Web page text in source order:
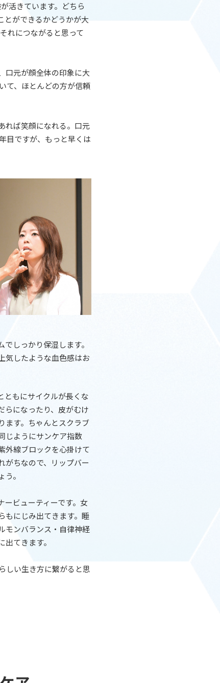
活きています。どちら
とができるかどうかが大
れにつながると思って
口元が顔全体の印象に大
て、ほとんどの方が信頼
れば笑顔になれる。口元
目ですが、もっと早くは
しっかり保湿します。
気したような血色感はお
ともにサイクルが長くな
らになったり、皮がむけ
ます。ちゃんとスクラブ
じようにサンケア指数
外線ブロックを心掛けて
がちなので、リップバー
。
ビューティーです。女
もにじみ出てきます。睡
モンバランス・自律神経
てきます。
しい生き方に繋がると思